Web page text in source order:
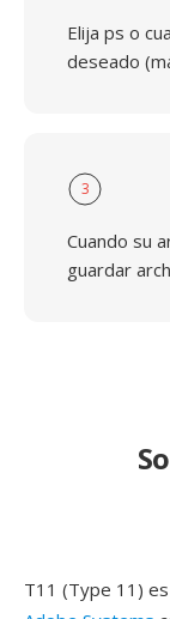
Elija ps o
deseado
3
Cuando su
guardar
T11 (Type 11)